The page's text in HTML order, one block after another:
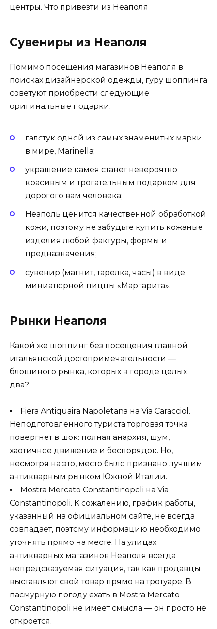
Сувениры из Неаполя
Помимо посещения магазинов Неаполя в
поисках дизайнерской одежды, гуру шоппинга
советуют приобрести следующие
оригинальные подарки:
галстук одной из самых знаменитых марки
в мире, Marinella;
украшение камея станет невероятно
красивым и трогательным подарком для
дорогого вам человека;
Неаполь ценится качественной обработкой
кожи, поэтому не забудьте купить кожаные
изделия любой фактуры, формы и
предназначения;
сувенир (магнит, тарелка, часы) в виде
миниатюрной пиццы «Маргарита».
Рынки Неаполя
Какой же шоппинг без посещения главной
итальянской достопримечательности —
блошиного рынка, которых в городе целых
два?
Fiera Antiquaira Napoletana на Via Caracciol.
Неподготовленного туриста торговая точка
повергнет в шок: полная анархия, шум,
хаотичное движение и беспорядок. Но,
несмотря на это, место было признано лучшим
антикварным рынком Южной Италии.
Mostra Mercato Constantinopoli на Via
Constantinopoli. К сожалению, график работы,
указанный на официальном сайте, не всегда
совпадает, поэтому информацию необходимо
уточнять прямо на месте. На улицах
антикварных магазинов Неаполя всегда
непредсказуемая ситуация, так как продавцы
выставляют свой товар прямо на тротуаре. В
пасмурную погоду ехать в Mostra Mercato
Constantinopoli не имеет смысла — он просто не
откроется.